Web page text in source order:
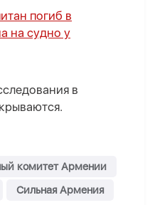
погиб в
на судно у
в
комитет Армении
Сильная Армения